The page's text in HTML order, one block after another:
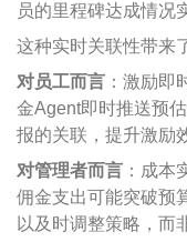
员的里程碑达成情况
这种实时关联性带来
对员工而言 ：激励即
金Agent即时推送预
报的关联，提升激励
对管理者而言 ：成本
佣金支出可能突破预
以及时调整策略，而